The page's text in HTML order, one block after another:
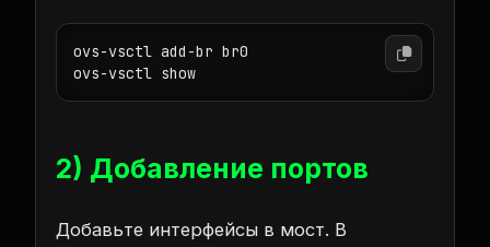
ovs-vsctl add-br br0
ovs-vsctl show
2) Добавление портов
Добавьте интерфейсы в мост. В